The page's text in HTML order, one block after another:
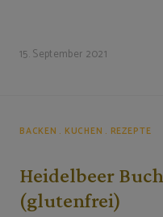
15. September 2021
BACKEN KUCHEN REZEPTE
Heidelbeer
(glutenfrei)